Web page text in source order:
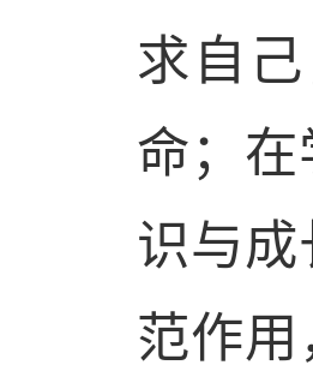
求自
命；
识与
范作